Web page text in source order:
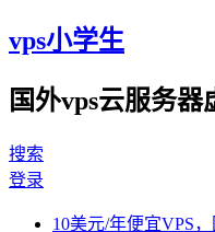
vps小学生
国外vps云服务
搜索
登录
10美元/年便宜VPS